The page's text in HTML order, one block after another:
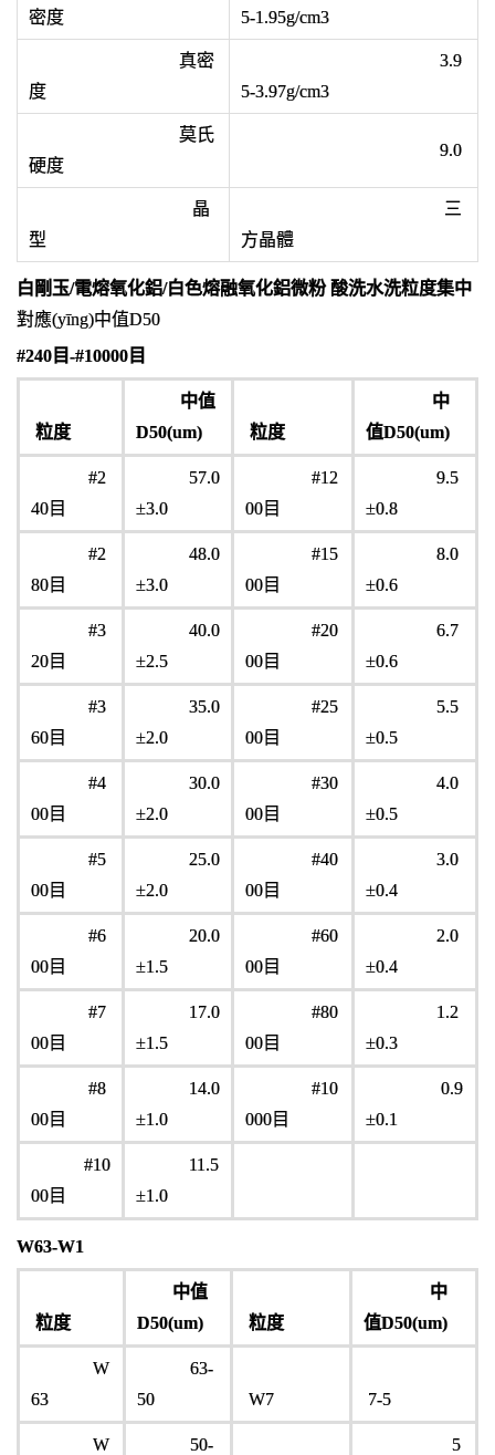
密度
5-1.95g/cm3
真密
度
3.9
5-3.97g/cm3
莫氏
硬度
9.0
晶
型
三
方晶體
白剛玉/電熔氧化鋁/白色熔融氧化鋁微粉 酸洗水洗粒度集中
對應(yīng)中值D50
#240目-#10000目
粒度
中值
D50(um)
粒度
中
值D50(um)
#2
40目
57.0
±3.0
#12
00目
9.5
±0.8
#2
80目
48.0
±3.0
#15
00目
8.0
±0.6
#3
20目
40.0
±2.5
#20
00目
6.7
±0.6
#3
60目
35.0
±2.0
#25
00目
5.5
±0.5
#4
00目
30.0
±2.0
#30
00目
4.0
±0.5
#5
00目
25.0
±2.0
#40
00目
3.0
±0.4
#6
00目
20.0
±1.5
#60
00目
2.0
±0.4
#7
00目
17.0
±1.5
#80
00目
1.2
±0.3
#8
00目
14.0
±1.0
#10
000目
0.9
±0.1
#10
00目
11.5
±1.0
W63-W1
粒度
中值
D50(um)
粒度
中
值D50(um)
W
63
63-
50
W7 7-5
W 50- 5